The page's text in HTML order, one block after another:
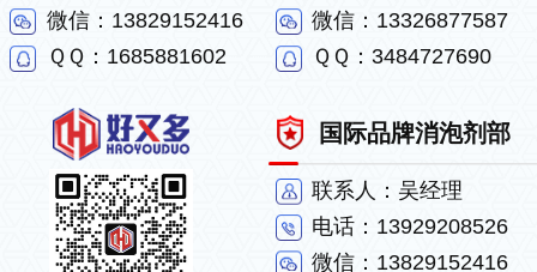
国际品牌消泡剂部
联系人：吴经理
电话：13929208526
微信：13829152416
微信：13829152416
ＱＱ：1685881602
微信：13326877587
ＱＱ：3484727690